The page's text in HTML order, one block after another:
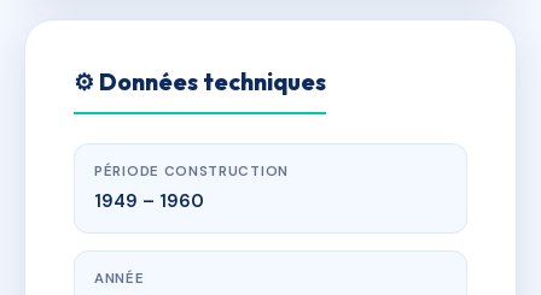
⚙️ Données techniques
PÉRIODE CONSTRUCTION
1949 – 1960
ANNÉE